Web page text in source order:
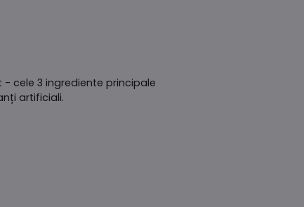
cele 3 ingrediente principale
artificiali.